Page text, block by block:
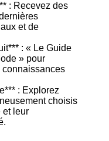
: Recevez des
et de
: « Le Guide
» pour
connaissances
: Explorez
choisis
et leur